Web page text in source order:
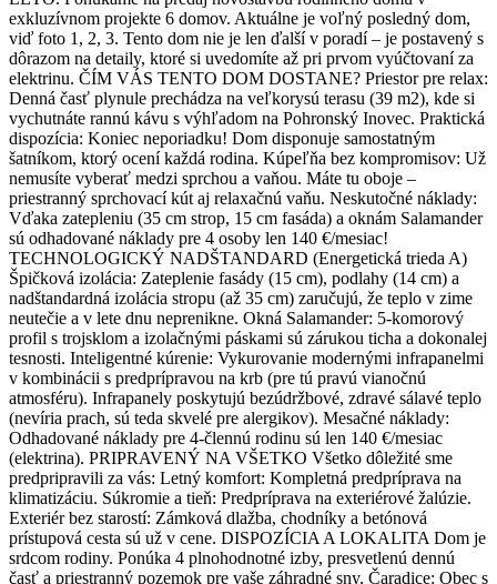
exkluzívnom projekte 6 domov. Aktuálne je voľný posledný dom,
viď foto 1, 2, 3. Tento dom nie je len ďalší v poradí – je postavený s
dôrazom na detaily, ktoré si uvedomíte až pri prvom vyúčtovaní za
elektrinu. ČÍM VÁS TENTO DOM DOSTANE? Priestor pre relax:
Denná časť plynule prechádza na veľkorysú terasu (39 m2), kde si
vychutnáte rannú kávu s výhľadom na Pohronský Inovec. Praktická
dispozícia: Koniec neporiadku! Dom disponuje samostatným
šatníkom, ktorý ocení každá rodina. Kúpeľňa bez kompromisov: Už
nemusíte vyberať medzi sprchou a vaňou. Máte tu oboje –
priestranný sprchovací kút aj relaxačnú vaňu. Neskutočné náklady:
Vďaka zatepleniu (35 cm strop, 15 cm fasáda) a oknám Salamander
sú odhadované náklady pre 4 osoby len 140 €/mesiac!
TECHNOLOGICKÝ NADŠTANDARD (Energetická trieda A)
Špičková izolácia: Zateplenie fasády (15 cm), podlahy (14 cm) a
nadštandardná izolácia stropu (až 35 cm) zaručujú, že teplo v zime
neutečie a v lete dnu neprenikne. Okná Salamander: 5-komorový
profil s trojsklom a izolačnými páskami sú zárukou ticha a dokonalej
tesnosti. Inteligentné kúrenie: Vykurovanie modernými infrapanelmi
v kombinácii s predprípravou na krb (pre tú pravú vianočnú
atmosféru). Infrapanely poskytujú bezúdržbové, zdravé sálavé teplo
(nevíria prach, sú teda skvelé pre alergikov). Mesačné náklady:
Odhadované náklady pre 4-člennú rodinu sú len 140 €/mesiac
(elektrina). PRIPRAVENÝ NA VŠETKO Všetko dôležité sme
predpripravili za vás: Letný komfort: Kompletná predpríprava na
klimatizáciu. Súkromie a tieň: Predpríprava na exteriérové žalúzie.
Exteriér bez starostí: Zámková dlažba, chodníky a betónová
prístupová cesta sú už v cene. DISPOZÍCIA A LOKALITA Dom je
srdcom rodiny. Ponúka 4 plnohodnotné izby, presvetlenú dennú
časť a priestranný pozemok pre vaše záhradné sny. Čaradice: Obec s